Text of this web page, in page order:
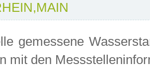
gemessene
mit den